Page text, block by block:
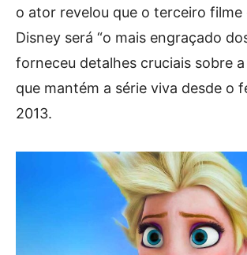
o ator revelou que o terceiro filme
Disney será “o mais engraçado
forneceu detalhes cruciais sobre
que mantém a série viva desde o
2013.